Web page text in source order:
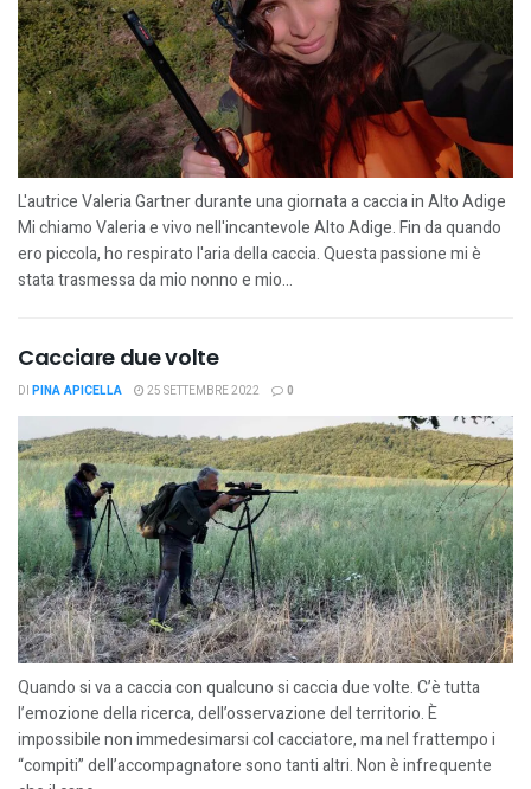
L'autrice Valeria Gartner durante una giornata a caccia in Alto Adige
Mi chiamo Valeria e vivo nell'incantevole Alto Adige. Fin da quando
ero piccola, ho respirato l'aria della caccia. Questa passione mi è
stata trasmessa da mio nonno e mio...
Cacciare due volte
DI PINA APICELLA 25 SETTEMBRE 2022 0
Quando si va a caccia con qualcuno si caccia due volte. C’è tutta
l’emozione della ricerca, dell’osservazione del territorio. È
impossibile non immedesimarsi col cacciatore, ma nel frattempo i
“compiti” dell’accompagnatore sono tanti altri. Non è infrequente